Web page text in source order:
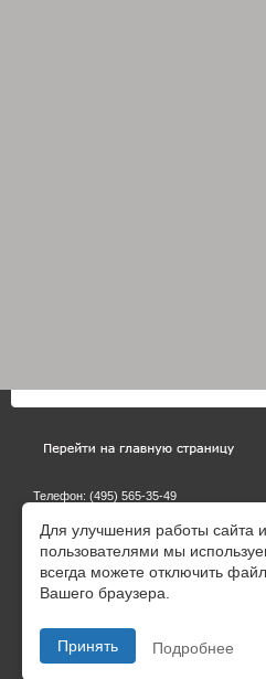
Для улучшения работы сайта
пользователями мы
всегда можете отключить
Вашего браузера.
Принять Подробнее
Телефон: (495) 565-35-49
E-mail:
marketing@galvanik.ru